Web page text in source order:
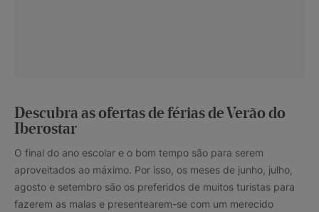
Descubra as ofertas de férias de Verão do
Iberostar
O final do ano escolar e o bom tempo são para serem
aproveitados ao máximo. Por isso, os meses de junho, julho,
agosto e setembro são os preferidos de muitos turistas para
fazerem as malas e presentearem-se com um merecido